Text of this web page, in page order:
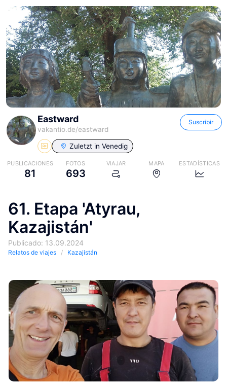
Eastward
vakantio.de/eastward
Suscribir
Zuletzt in Venedig
PUBLICACIONES
81
FOTOS
693
VIAJAR MAPA ESTADÍSTICAS
61. Etapa 'Atyrau,
Kazajistán'
Publicado: 13.09.2024
Relatos de viajes Kazajistán